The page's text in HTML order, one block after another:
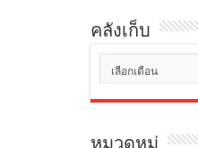
คลังเก็บ
เก็บ